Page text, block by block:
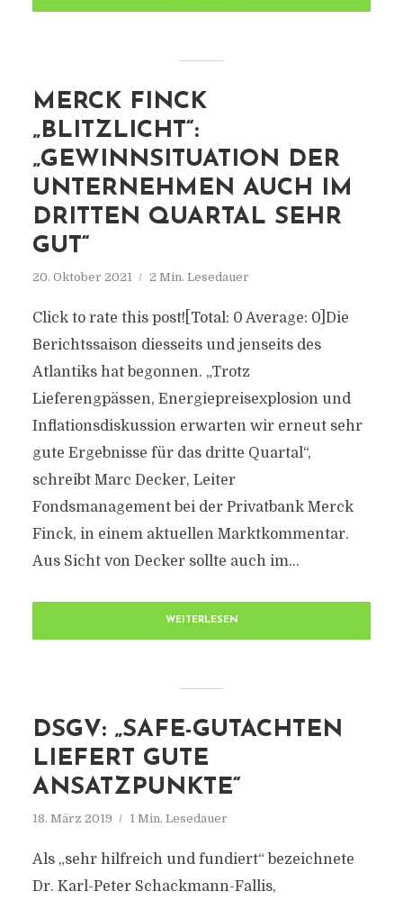
MERCK FINCK
„BLITZLICHT“:
„GEWINNSITUATION DER
UNTERNEHMEN AUCH IM
DRITTEN QUARTAL SEHR
GUT“
20. Oktober 2021 2 Min. Lesedauer
Click to rate this post![Total: 0 Average: 0]Die
Berichtssaison diesseits und jenseits des
Atlantiks hat begonnen. „Trotz
Lieferengpässen, Energiepreisexplosion und
Inflationsdiskussion erwarten wir erneut sehr
gute Ergebnisse für das dritte Quartal“,
schreibt Marc Decker, Leiter
Fondsmanagement bei der Privatbank Merck
Finck, in einem aktuellen Marktkommentar.
Aus Sicht von Decker sollte auch im...
WEITERLESEN
DSGV: „SAFE-GUTACHTEN
LIEFERT GUTE
ANSATZPUNKTE“
18. März 2019 1 Min. Lesedauer
Als „sehr hilfreich und fundiert“ bezeichnete
Dr. Karl-Peter Schackmann-Fallis,